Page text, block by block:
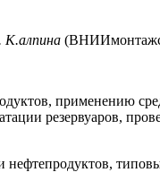
применению
резервуаров,